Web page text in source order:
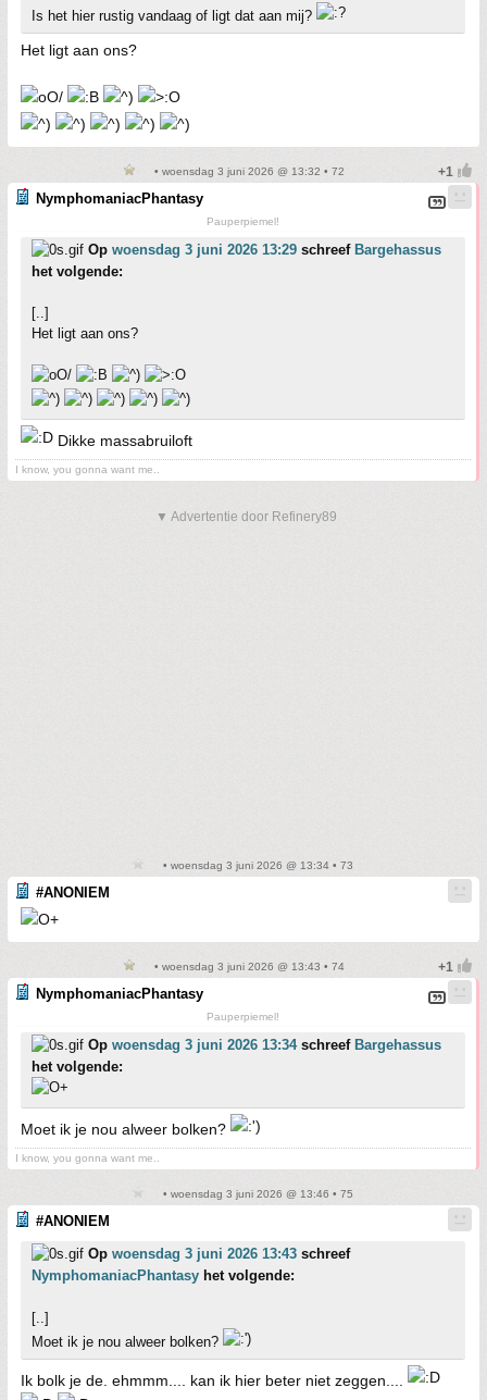
Is het hier rustig vandaag of ligt dat aan mij?
Het ligt aan ons?
• woensdag 3 juni 2026 @ 13:32 • 72
NymphomaniacPhantasy
Pauperpiemel!
Op woensdag 3 juni 2026 13:29 schreef Bargehassus
het volgende:
[..]
Het ligt aan ons?
Dikke massabruiloft
I know, you gonna want me..
▼ Advertentie door Refinery89
• woensdag 3 juni 2026 @ 13:34 • 73
#ANONIEM
• woensdag 3 juni 2026 @ 13:43 • 74
NymphomaniacPhantasy
Pauperpiemel!
Op woensdag 3 juni 2026 13:34schreef Bargehassus
het volgende:
Moet ik je nou alweer bolken?
I know, you gonna want me..
• woensdag 3 juni 2026 @ 13:46 • 75
#ANONIEM
Op woensdag 3 juni 2026 13:43 schreef
NymphomaniacPhantasy het volgende:
[..]
Moet ik je nou alweer bolken?
Ik bolk je de. ehmmm.... kan ik hier beter niet zeggen....